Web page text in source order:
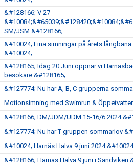
&#128166; V 27
SM/JSM &#128166;
&#10024; Fina simningar på årets
&#10024;
&#128165; Idag 20 Juni öppnar vi
besökare &#128165;
&#127774; Nu har A, B, C grupperna
Motionsimning med Swimrun &
&#128166; DM/JDM/UDM 15-16/6 2024
&#127774; Nu har T-gruppen sommarlov
&#10024; Harnäs Halva 9 juni 2024
&#128166; Harnäs Halva 9 juni i Sandviken